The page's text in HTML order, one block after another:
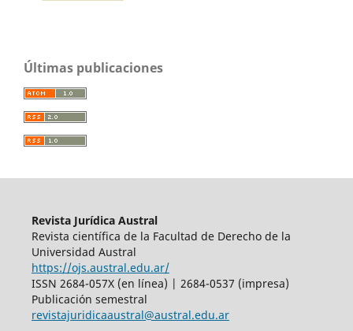
Últimas publicaciones
Revista Jurídica Austral
Revista científica de la Facultad de Derecho de la
Universidad Austral
https://ojs.austral.edu.ar/
ISSN 2684-057X (en línea) | 2684-0537 (impresa)
Publicación semestral
revistajuridicaaustral@austral.edu.ar